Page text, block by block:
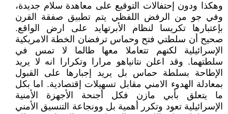
وهكذا ودون إحتفالات التوقيع على معاهدة سلام جديدة،
وفي جو من الرفض اللفظي يتم تطبيق صفقة القرن
بإعتبارها تكريسا لنظام الأبرتهايد على ارض الواقع.
صحيح أن سلطتي فتح وحماس ترفضان الخطة الامريكية
الإسرائيلية لكنهم تتعاملا معها طالما لا تمس في
سلطتهما. وقد اعلن نتانياهو مرارا وتكرارا انه لا يريد
الإطاحة بسلطة حماس بل يريد إجبارها على القبول
بمعادلة الهدوء الامني مقابل تسهيلات إقتصادية. اما بكل
ما يتعلق بأبي مازن فكل أجنحة الأجهزة الأمنية
الإسرائيلية تعود وتكرر أهمية بل وونجاعة التنسيق الأمني